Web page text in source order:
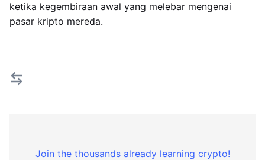
ketika kegembiraan awal yang melebar mengenai
pasar kripto mereda.
Join the thousands already learning crypto!